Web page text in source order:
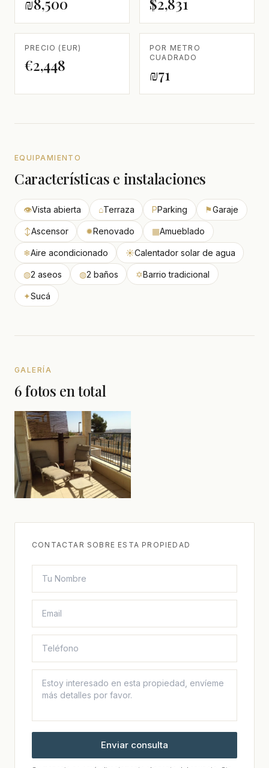
PRECIO (EUR)
€2,448
POR METRO
CUADRADO
₪71
EQUIPAMIENTO
Características e instalaciones
👁Vista abierta ⌂Terraza PParking ⚑Garaje
↕Ascensor ✹Renovado ▦Amueblado
❄Aire acondicionado ☀Calentador solar de agua
◍2 aseos ◍2 baños ✡Barrio tradicional
✦Sucá
GALERÍA
6 fotos en total
CONTACTAR SOBRE ESTA PROPIEDAD
Enviar consulta